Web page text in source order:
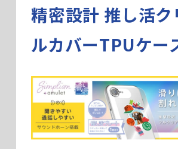
精密設計 推し活ク
ルカバーTPUケー